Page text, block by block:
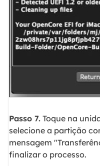
Passo 7.Toque na
selecione a partição
mensagem
finalizar o processo.